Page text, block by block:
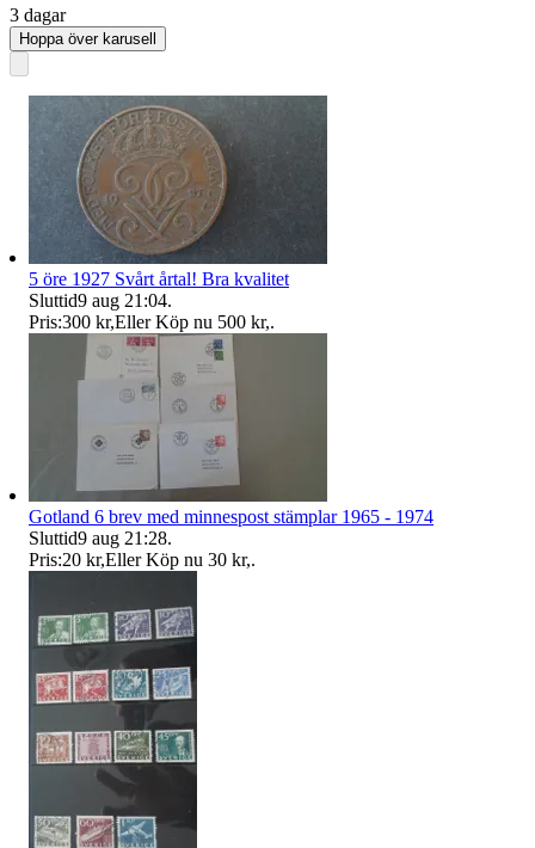
3 dagar
Hoppa över karusell
5 öre 1927 Svårt årtal! Bra kvalitet
Sluttid9 aug 21:04.
Pris:300 kr,Eller Köp nu 500 kr,.
Gotland 6 brev med minnespost stämplar 1965 - 1974
Sluttid9 aug 21:28.
Pris:20 kr,Eller Köp nu 30 kr,.